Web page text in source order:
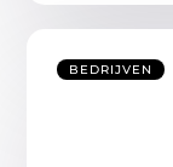
BEDRIJVEN